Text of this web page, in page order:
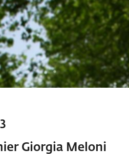
Giorgia Meloni